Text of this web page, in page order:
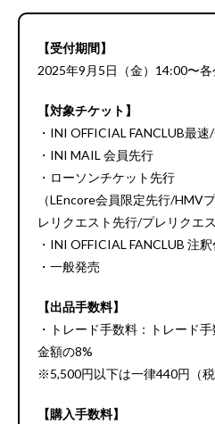
【受付期間】
2025年9月5日（金）14:00〜
【対象チケット】
・INI OFFICIAL FANCLUB最
・INI MAIL 会員先行
・ローソンチケット先行
（LEncore会員限定先行/HMV
レリクエスト先行/プレリクエ
・INI OFFICIAL FANCLUB 注
・一般発売
【出品手数料】
・トレード手数料：トレード
金額の8%
※5,500円以下は一律440円（税
【購入手数料】